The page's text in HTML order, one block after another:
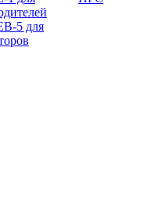
5 для